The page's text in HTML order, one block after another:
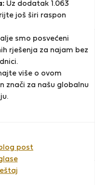
Uz dodatak 1.063
još širi raspon
smo posvećeni
rješenja za najam bez
više o ovom
znači za našu globalnu
post
Ponude
1